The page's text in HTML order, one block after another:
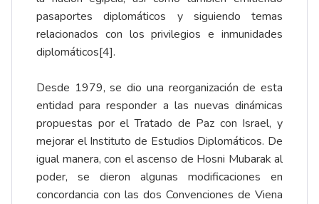
pasaportes diplomáticos y siguiendo temas
relacionados con los privilegios e inmunidades
diplomáticos[4].
Desde 1979, se dio una reorganización de esta
entidad para responder a las nuevas dinámicas
propuestas por el Tratado de Paz con Israel, y
mejorar el Instituto de Estudios Diplomáticos. De
igual manera, con el ascenso de Hosni Mubarak al
poder, se dieron algunas modificaciones en
concordancia con las dos Convenciones de Viena